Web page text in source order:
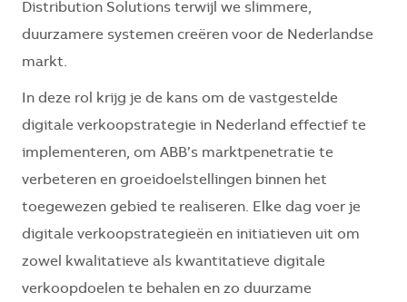
Distribution Solutions terwijl we slimmere,
duurzamere systemen creëren voor de Nederlandse
markt.
In deze rol krijg je de kans om de vastgestelde
digitale verkoopstrategie in Nederland effectief te
implementeren, om ABB’s marktpenetratie te
verbeteren en groeidoelstellingen binnen het
toegewezen gebied te realiseren. Elke dag voer je
digitale verkoopstrategieën en initiatieven uit om
zowel kwalitatieve als kwantitatieve digitale
verkoopdoelen te behalen en zo duurzame